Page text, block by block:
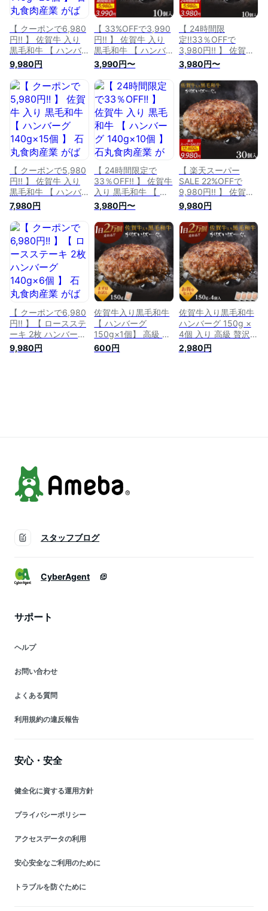
内祝い お祝い 贈り
物 肉 お中元 御中元
ギフト
祝い お祝い 贈り物
肉 お中元 御中元 ギ
フト
【 クーポンで6,980
円!! 】 佐賀牛 入り
黒毛和牛 【 ハンバ
ーグ 140g×20個 】
石丸食肉産業 がばい
ばーぐ 無添加 ハン
バーグ 冷凍 国産 お
取り寄せ 冷凍食品
佐賀 お肉 牛肉 食品
詰め合わせ ギフト
プレゼント 贈答用
内祝い お祝い 贈り
物 肉
9,980円
【 33%OFFで3,990
円!! 】 佐賀牛 入り
黒毛和牛 【 ハンバ
ーグ 140g×10個 】
石丸食肉産業 がばい
ばーぐ 無添加 ハン
バーグ 冷凍 国産 お
取り寄せ 冷凍食品
佐賀 お肉 肉 牛肉 食
品 詰め合わせ ギフ
ト プレゼント 贈答
用 内祝い お祝い 贈
り物 肉
3,990円〜
【 24時間限
定!!33％OFFで
3,980円!! 】 佐賀牛
入り 黒毛和牛 【 ハ
ンバーグ 140g×10個
】 石丸食肉産業 が
ばいばーぐ 無添加
ハンバーグ 冷凍 国
産 お取り寄せ 冷凍
食品 佐賀 お肉 肉 牛
肉 食品 詰め合わせ
ギフト プレゼント
贈答用 内祝い お祝
い 贈り物 肉
3,980円〜
【 クーポンで5,980
円!! 】 佐賀牛 入り
黒毛和牛 【 ハンバ
ーグ 140g×15個 】
石丸食肉産業 がばい
ばーぐ 無添加 ハン
バーグ 冷凍 国産 お
取り寄せ 冷凍食品
佐賀 お肉 牛肉 食品
詰め合わせ ギフト
プレゼント 贈答用
内祝い お祝い 贈り
物 お歳暮 ギフト 肉
御歳暮
7,980円
【 24時間限定で
33％OFF!! 】 佐賀牛
入り 黒毛和牛 【 ハ
ンバーグ 140g×10個
】 石丸食肉産業 が
ばいばーぐ 無添加
ハンバーグ 冷凍 国
産 お取り寄せ 冷凍
食品 佐賀 お肉 肉 牛
肉 食品 詰め合わせ
ギフト プレゼント
贈答用 内祝い お祝
い 贈り物 冬ギフト
肉
3,980円〜
【 楽天スーパー
SALE 22%OFFで
9,980円!! 】 佐賀牛
入り 黒毛和牛 【 ハ
ンバーグ 140g× 30
個 】 石丸食肉産業
がばいばーぐ 無添加
ハンバーグ 冷凍 国
産 お取り寄せ 冷凍
食品 佐賀 お肉 牛肉
食品 詰め合わせ ギ
フト プレゼント 贈
答用 内祝い お祝い
贈り物 肉
9,980円
【 クーポンで6,980
円!! 】【 ロースステ
ーキ 2枚 ハンバーグ
140g×6個 】 石丸食
肉産業 がばいばーぐ
9,980円
佐賀牛入り黒毛和牛
【 ハンバーグ
150g×1個】 高級 贅
沢 石丸食肉産業 が
ばいばーぐ 佐賀牛
600円
佐賀牛入り黒毛和牛
ハンバーグ 150g ×
4個 入り 高級 贅沢
石丸食肉産業 がばい
ばーぐ 佐賀牛 黒毛
2,980円
スタッフブログ
CyberAgent
サポート
ヘルプ
お問い合わせ
よくある質問
利用規約の違反報告
安心・安全
健全化に資する運用方針
プライバシーポリシー
アクセスデータの利用
安心安全なご利用のために
トラブルを防ぐために